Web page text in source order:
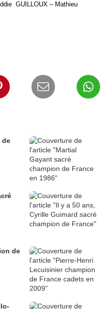
GUILLOUX – Mathieu
de
de